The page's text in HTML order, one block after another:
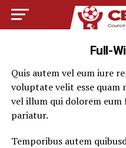
Full-
Quis autem vel eum iure
voluptate velit esse quam
vel illum qui dolorem
pariatur.
Temporibus autem